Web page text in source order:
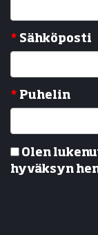
* Sähköposti
* Puhelin
Olen
hyväksyn